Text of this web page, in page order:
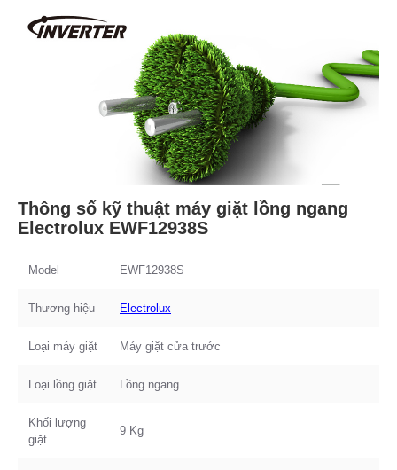
Thông số kỹ thuật máy giặt lồng ngang
Electrolux EWF12938S
Model EWF12938S
Thương hiệu Electrolux
Loại máy giặt Máy giặt cửa trước
Loại lồng giặt Lồng ngang
Khối lượng
giặt
9 Kg